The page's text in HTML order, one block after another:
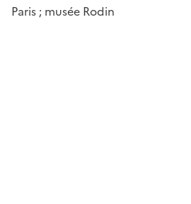
Paris ; musée Rodin